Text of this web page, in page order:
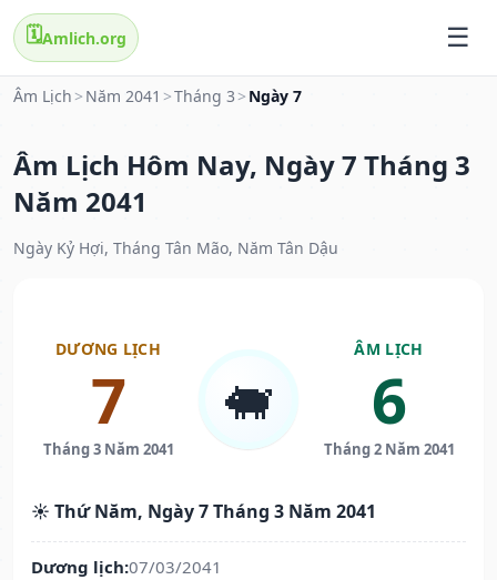
🗓️Amlich.org
Âm Lịch > Năm 2041 >Tháng 3 > Ngày 7
Âm Lịch Hôm Nay, Ngày 7 Tháng 3
Năm 2041
Ngày Kỷ Hợi, Tháng Tân Mão, Năm Tân Dậu
DƯƠNG LỊCH
7
Tháng 3 Năm 2041
🐖
ÂM LỊCH
6
Tháng 2 Năm 2041
☀️ Thứ Năm, Ngày 7 Tháng 3 Năm 2041
Dương lịch:07/03/2041